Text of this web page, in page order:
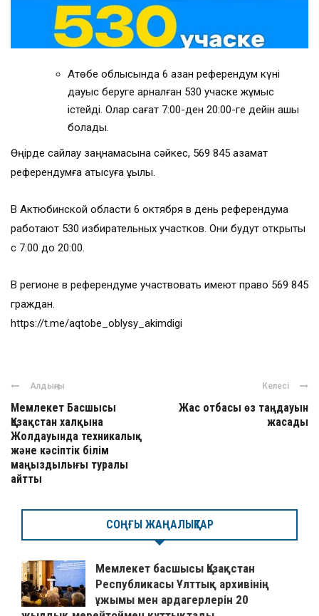
Ақтөбе облысында 6 қазан референдум күні
дауыс беруге арналған 530 учаске жұмыс
істейді. Олар сағат 7:00-ден 20:00-ге дейін ашық
болады.
Өңірде сайлау заңнамасына сәйкес, 569 845 азамат
референдумға қатысуға құқылы.
В Актюбинской области 6 октября в день референдума
работают 530 избирательных участков. Они будут открыты
с 7:00 до 20:00.
В регионе в референдуме участвовать имеют право 569 845
граждан.
https://t.me/aqtobe_oblysy_akimdigi
Алдыңғы
Мемлекет Басшысы
Қазақстан халқына
Жолдауында техникалық
және кәсіптік білім
маңыздылығы туралы
айтты
Келесі
Жас отбасы өз таңдауын
жасады
СОҢҒЫ ЖАҢАЛЫҚТАР
Мемлекет басшысы Қазақстан
Республикасы Ұлттық архивінің
ұжымы мен ардагерлерін 20